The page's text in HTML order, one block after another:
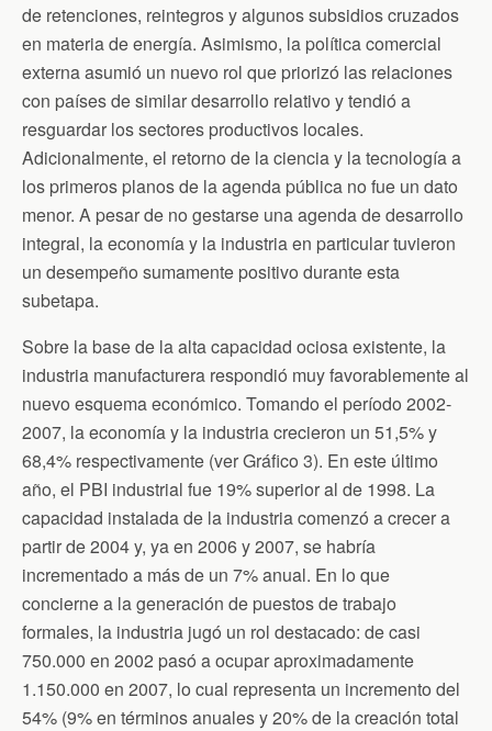
de retenciones, reintegros y algunos subsidios cruzados
en materia de energía. Asimismo, la política comercial
externa asumió un nuevo rol que priorizó las relaciones
con países de similar desarrollo relativo y tendió a
resguardar los sectores productivos locales.
Adicionalmente, el retorno de la ciencia y la tecnología a
los primeros planos de la agenda pública no fue un dato
menor. A pesar de no gestarse una agenda de desarrollo
integral, la economía y la industria en particular tuvieron
un desempeño sumamente positivo durante esta
subetapa.
Sobre la base de la alta capacidad ociosa existente, la
industria manufacturera respondió muy favorablemente al
nuevo esquema económico. Tomando el período 2002-
2007, la economía y la industria crecieron un 51,5% y
68,4% respectivamente (ver Gráfico 3). En este último
año, el PBI industrial fue 19% superior al de 1998. La
capacidad instalada de la industria comenzó a crecer a
partir de 2004 y, ya en 2006 y 2007, se habría
incrementado a más de un 7% anual. En lo que
concierne a la generación de puestos de trabajo
formales, la industria jugó un rol destacado: de casi
750.000 en 2002 pasó a ocupar aproximadamente
1.150.000 en 2007, lo cual representa un incremento del
54% (9% en términos anuales y 20% de la creación total